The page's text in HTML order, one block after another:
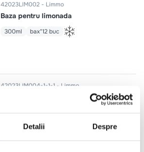
Detalii Despre
42023LIM002 Limmo
Baza pentru limonada
300ml bax*12 buc
42023LIM004-1-1-1 Limmo
Pachet dozator dublu capacitate